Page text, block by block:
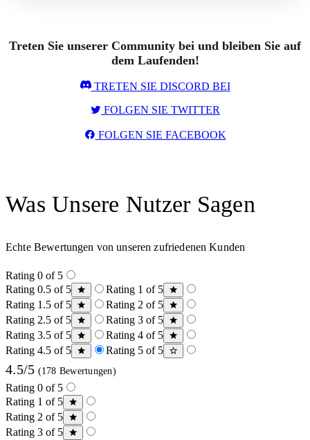
Treten Sie unserer Community bei und bleiben Sie auf
dem Laufenden!
TRETEN SIE DISCORD BEI
FOLGEN SIE TWITTER
FOLGEN SIE FACEBOOK
Was Unsere Nutzer Sagen
Echte Bewertungen von unseren zufriedenen Kunden
Rating 0 of 5
Rating 0.5 of 5
Rating 1 of 5
Rating 1.5 of 5
Rating 2 of 5
Rating 2.5 of 5
Rating 3 of 5
Rating 3.5 of 5
Rating 4 of 5
Rating 4.5 of 5
Rating 5 of 5
4.5/5 (178 Bewertungen)
Rating 0 of 5
Rating 1 of 5
Rating 2 of 5
Rating 3 of 5